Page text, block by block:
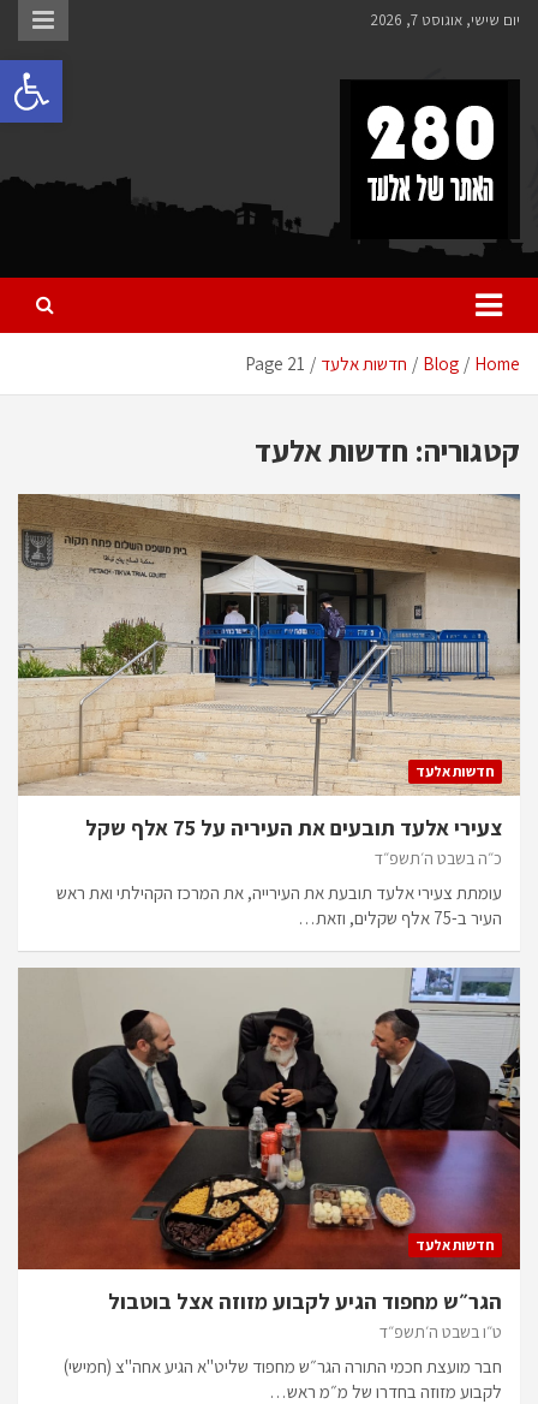
Skipיום שישי, אוגוסט 7, 2026
280 – חדשות אלעד
כל מה שחדש ומעניין באלעד
Home
Blog חדשות אלעד Page 21
קטגוריה: חדשות אלעד
חדשות אלעד
צעירי אלעד תובעים את העיריה על 75 אלף שקל
כ״ה בשבט ה׳תשפ״ד
עומתת צעירי אלעד תובעת את העירייה, את המרכז הקהילתי ואת ראש
העיר ב-75 אלף שקלים, וזאת…
חדשות אלעד
הגר״ש מחפוד הגיע לקבוע מזוזה אצל בוטבול
ט״ו בשבט ה׳תשפ״ד
חבר מועצת חכמי התורה הגר״ש מחפוד שליט"א הגיע אחה"צ (חמישי)
לקבוע מזוזה בחדרו של מ״מ ראש…